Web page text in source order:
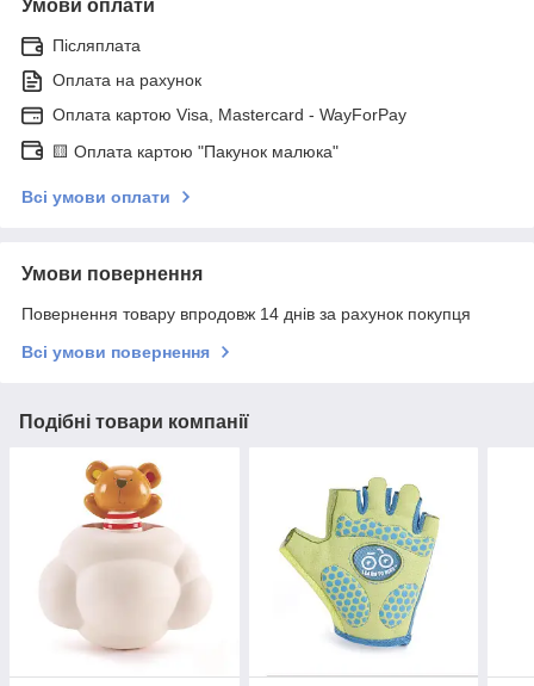
Умови оплати
Післяплата
Оплата на рахунок
Оплата картою Visa, Mastercard - WayForPay
🟨 Оплата картою "Пакунок малюка"
Всі умови оплати
Умови повернення
Повернення товару впродовж 14 днів за рахунок покупця
Всі умови повернення
Подібні товари компанії